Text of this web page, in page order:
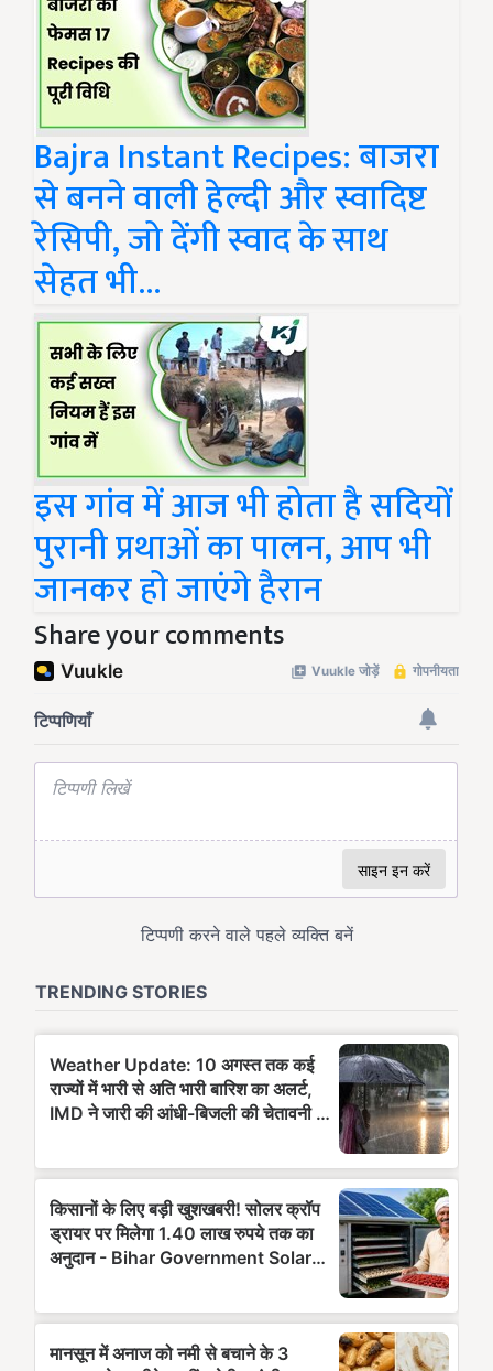
Bajra Instant Recipes: बाजरा
से बनने वाली हेल्दी और स्वादिष्ट
रेसिपी, जो देंगी स्वाद के साथ
सेहत भी...
इस गांव में आज भी होता है सदियों
पुरानी प्रथाओं का पालन, आप भी
जानकर हो जाएंगे हैरान
Share your comments